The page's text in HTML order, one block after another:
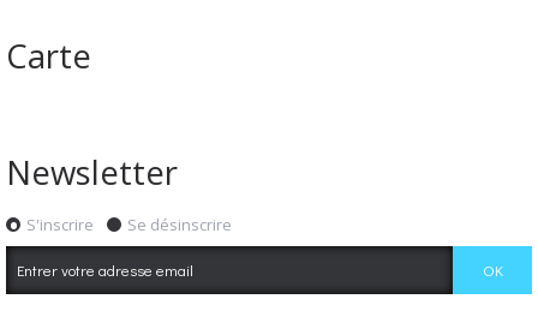
Carte
Newsletter
S'inscrire Se désinscrire